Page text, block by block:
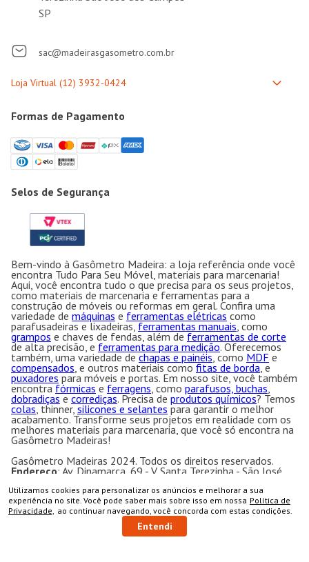
Utilizamos cookies para personalizar os anúncios e melhorar a sua
experiência no site. Você pode saber mais sobre isso em nossa Política de
Privacidade, ao continuar navegando, você concorda com estas condições.
Entendi
COMPRAR
SP
sac@madeirasgasometro.com.br
Formas de Pagamento
Selos de Segurança
Bem-vindo à Gasômetro Madeira: a loja referência onde você
encontra Tudo Para Seu Móvel, materiais para marcenaria!
Aqui, você encontra tudo o que precisa para os seus projetos,
como materiais de marcenaria e ferramentas para a
construção de móveis ou reformas em geral. Confira uma
variedade de máquinas e ferramentas elétricas como
parafusadeiras e lixadeiras, ferramentas manuais, como
grampos e chaves de fendas, além de ferramentas de corte
de alta precisão, e ferramentas para medição. Oferecemos
também, uma variedade de chapas e painéis, como MDF e
compensados, e outros materiais como fitas de borda, e
puxadores para móveis e portas. Em nosso site, você também
encontra fórmicas e ferragens, como parafusos, buchas,
dobradiças e corrediças. Precisa de produtos químicos? Temos
colas, thinner, silicones e selantes para garantir o melhor
acabamento. Transforme seus projetos em realidade com os
melhores materiais para marcenaria, que você só encontra na
Gasômetro Madeiras!
Gasômetro Madeiras 2024. Todos os direitos reservados.
Endereço: Av. Dinamarca, 69 - V. Santa Terezinha - São José
57
Gasômetro Madeiras | Ramuth & Ramuth LTDA - Loja
especializada em máquinas para marcenaria, acessórios e
Equipamentos e ferramentas para marcenaria com ótimos